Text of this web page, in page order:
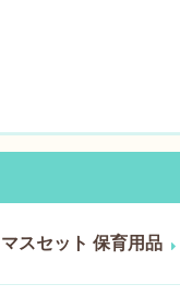
マスセット 保育用品